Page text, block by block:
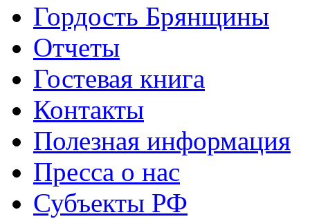
Гордость Брянщины
Отчеты
Гостевая книга
Контакты
Полезная информация
Пресса о нас
Субъекты РФ